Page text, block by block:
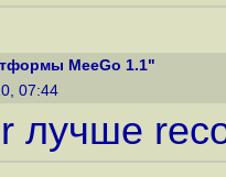
MeeGo 1.1"
07:44
лучше